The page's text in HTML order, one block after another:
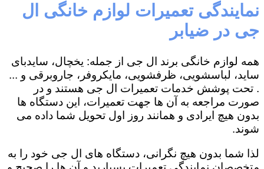
نمایندگی تعمیرات لوازم خانگی ال
جی در ضیابر
همه لوازم خانگی برند ال جی از جمله: یخچال، سایدبای
ساید، لباسشویی، ظرفشویی، مایکروفر، جاروبرقی و ...
. تحت پوشش خدمات تعمیرات ال جی هستند و در
صورت مراجعه به آن ها جهت تعمیرات، این دستگاه ها
بدون هیچ ایرادی و همانند روز اول تحویل شما داده می
شوند.
لذا شما بدون هیچ نگرانی، دستگاه های ال جی خود را به